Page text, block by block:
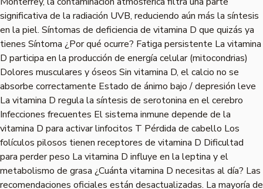
significativa de la radiación UVB, reduciendo aún más la síntesis
en la piel. Síntomas de deficiencia de vitamina D que quizás ya
tienes Síntoma ¿Por qué ocurre? Fatiga persistente La vitamina
D participa en la producción de energía celular (mitocondrias)
Dolores musculares y óseos Sin vitamina D, el calcio no se
absorbe correctamente Estado de ánimo bajo / depresión leve
La vitamina D regula la síntesis de serotonina en el cerebro
Infecciones frecuentes El sistema inmune depende de la
vitamina D para activar linfocitos T Pérdida de cabello Los
folículos pilosos tienen receptores de vitamina D Dificultad
para perder peso La vitamina D influye en la leptina y el
metabolismo de grasa ¿Cuánta vitamina D necesitas al día? Las
recomendaciones oficiales están desactualizadas. La mayoría de